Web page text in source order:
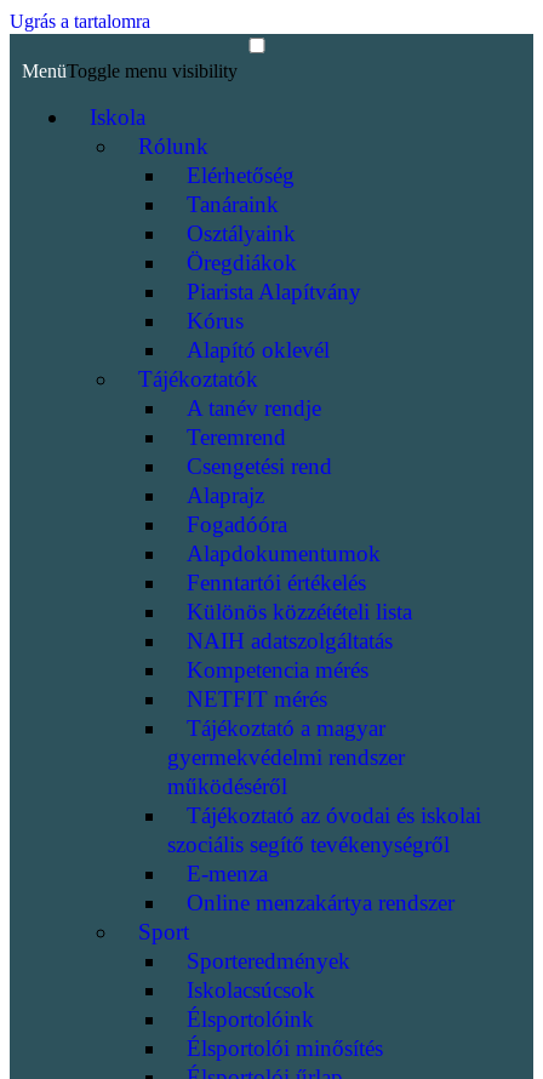
Ugrás a tartalomra
MenüToggle menu visibility
Iskola
Rólunk
Elérhetőség
Tanáraink
Osztályaink
Öregdiákok
Piarista Alapítvány
Kórus
Alapító oklevél
Tájékoztatók
A tanév rendje
Teremrend
Csengetési rend
Alaprajz
Fogadóóra
Alapdokumentumok
Fenntartói értékelés
Különös közzétételi lista
NAIH adatszolgáltatás
Kompetencia mérés
NETFIT mérés
Tájékoztató a magyar
gyermekvédelmi rendszer
működéséről
Tájékoztató az óvodai és iskolai
szociális segítő tevékenységről
E-menza
Online menzakártya rendszer
Sport
Sporteredmények
Iskolacsúcsok
Élsportolóink
Élsportolói minősítés